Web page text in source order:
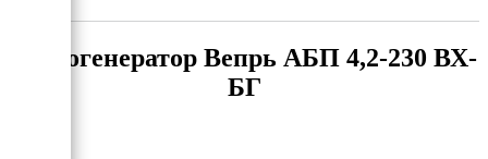
Бензогенератор Вепрь АБП 4,2-230 ВХ-
БГ